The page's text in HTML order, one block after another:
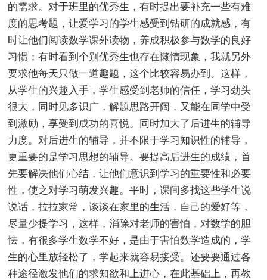
的需求。对于班里的优秀生，有时提出要补充一些有难
度的思考题，让爱学习的学生感受到钻研的成就感，有
时让他们阅读数学课外读物，养成积极参与数学的良好
习惯；有时看到个别优秀生也存在懒惰现象，我就另外
要求他每天只做一道趣题，这个比较容易办到。这样，
从学生的兴趣入手，学生感受到老师的信任，学习劲头
很大，同时见多识广，解题思路开阔，又能在同学中受
到激励，享受到成功的喜悦。同时加大了后进生的辅导
力度。对后进生的辅导，并不限于学习知识性的辅导，
更重要的是学习思想的辅导。要提高后进生的成绩，首
先要解决他们心结，让他们意识到学习的重要性和必要
性，使之对学习萌发兴趣。平时，课间多找这些学生说
说话，拉拉家常，谈谈在家里的生活，自己的爱好等，
尽量少提学习，这样，消除对老师的害怕，对数学的胆
怯，有很多学生数学不好，是由于害怕数学造成的，学
生的心里放轻松了，学起来就容易接受。还要要通过各
种途径激发他们的求知欲和上进心，在此基础上，再教